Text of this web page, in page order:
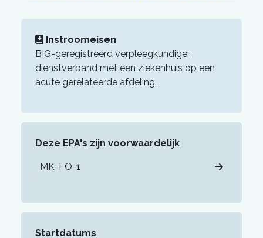
Instroomeisen
BIG-geregistreerd verpleegkundige;
dienstverband met een ziekenhuis op een
acute gerelateerde afdeling.
Deze EPA's zijn voorwaardelijk
MK-FO-1
Startdatums